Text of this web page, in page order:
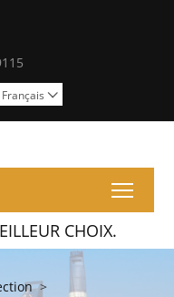
Français 
CHOIX.
>